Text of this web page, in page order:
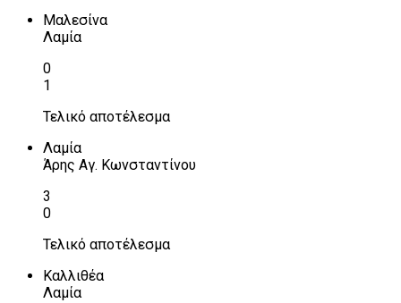
Μαλεσίνα
Λαμία
0
1
Τελικό αποτέλεσμα
Λαμία
Άρης Αγ. Κωνσταντίνου
3
0
Τελικό αποτέλεσμα
Καλλιθέα
Λαμία